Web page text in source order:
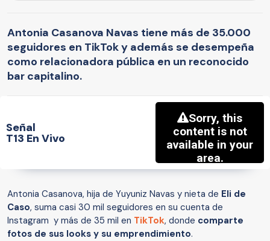
Antonia Casanova Navas tiene más de 35.000
seguidores en TikTok y además se desempeña
como relacionadora pública en un reconocido
bar capitalino.
Señal
T13 En Vivo
Antonia Casanova, hija de Yuyuniz Navas y nieta de Eli de
Caso, suma casi 30 mil seguidores en su cuenta de
Instagram y más de 35 mil en TikTok, donde comparte
fotos de sus looks y su emprendimiento.